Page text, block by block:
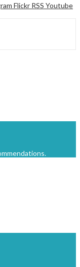
Flickr RSS Youtube